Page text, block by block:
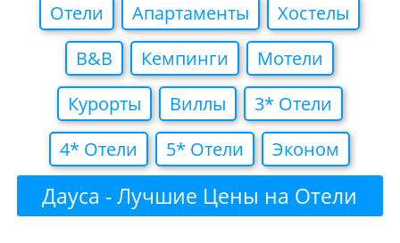
Отели Апартаменты
Хостелы
B&B
Кемпинги
Мотели
Курорты
Виллы
3* Отели
4* Отели
5* Отели Эконом
Дауса - Лучшие Цены на Отели